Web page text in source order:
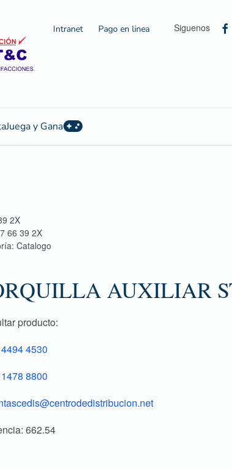
Intranet Pago en linea Siguenos
Juega y Gana
2X
66 39 2X
Catalogo
AUXILIAR
producto:
4530
8800
662.54